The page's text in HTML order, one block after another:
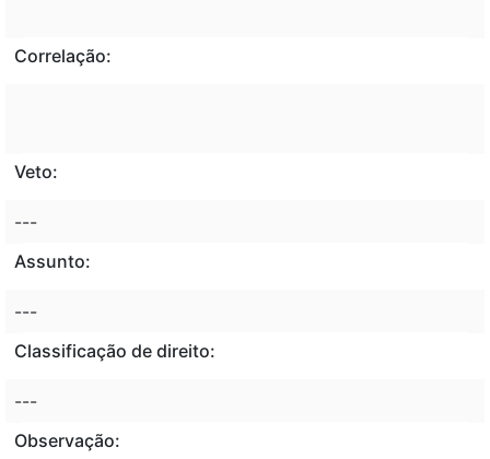
Correlação:
Veto:
---
Assunto:
---
Classificação de direito:
---
Observação: